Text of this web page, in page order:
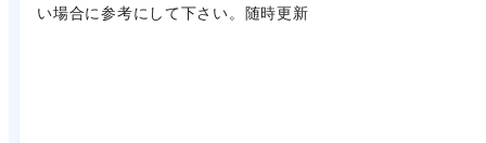
い場合に参考にして下さい。随時更新